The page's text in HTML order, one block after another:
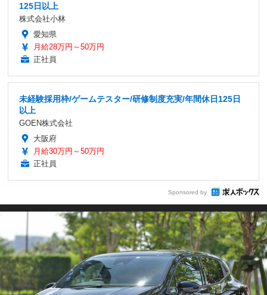
125日以上
株式会社小林
愛知県
月給28万円～50万円
正社員
未経験採用枠/ゲームテスター/研修制度充実/年間休日125日
以上
GOEN株式会社
大阪府
月給30万円～50万円
正社員
Sponsored by